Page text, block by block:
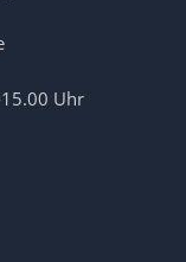
Uhr